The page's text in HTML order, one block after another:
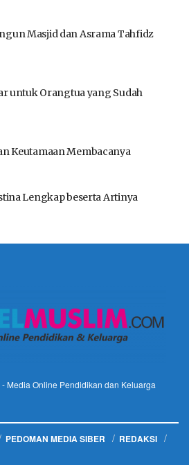
Masjid dan Asrama Tahfidz
untuk Orangtua yang Sudah
Keutamaan Membacanya
Lengkap beserta Artinya
- Media Online Pendidikan dan Keluarga
PEDOMAN MEDIA SIBER
REDAKSI